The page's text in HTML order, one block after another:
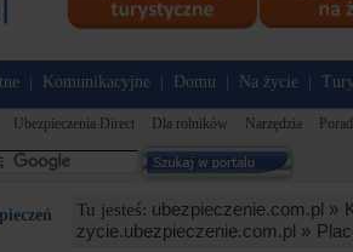
Komunikacyjne Domu Na życie
Ubezpieczenia Direct Dla rolników Narzędzia
Tu jesteś: ubezpieczenie.com.pl »
zycie.ubezpieczenie.com.pl »